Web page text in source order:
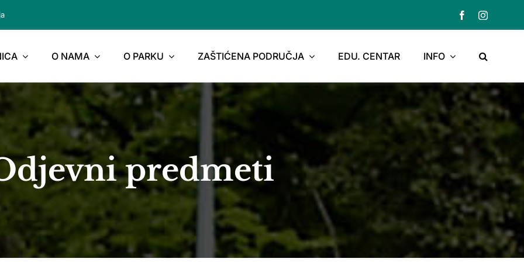
O NAMA O PARKU ZAŠTIĆENA PODRUČJA EDU. CENTAR INFO
predmeti